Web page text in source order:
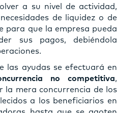
a su nivel de actividad,
de liquidez o de
para que la empresa pueda
sus pagos, debiéndola
las ayudas se efectuará en
no competitiva,
la mera concurrencia de los
a los beneficiarios en